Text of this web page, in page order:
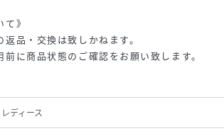
》
返品・交換は致しかねます。
前に商品状態のご確認をお願い致します。
レディース